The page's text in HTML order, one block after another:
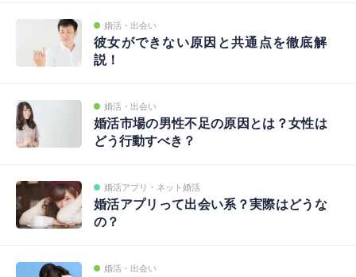
婚活・出会い
彼女ができない原因と共通点を徹底解
説！
婚活・出会い
婚活市場の男性不足の原因とは？女性は
どう行動すべき？
婚活アプリ・ネット婚活
婚活アプリって出会い系？実際はどうな
の？
婚活・出会い